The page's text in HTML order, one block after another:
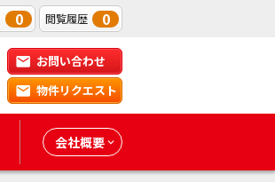
0 閲覧履歴 0
お問い合わせ
物件リクエスト
会社概要